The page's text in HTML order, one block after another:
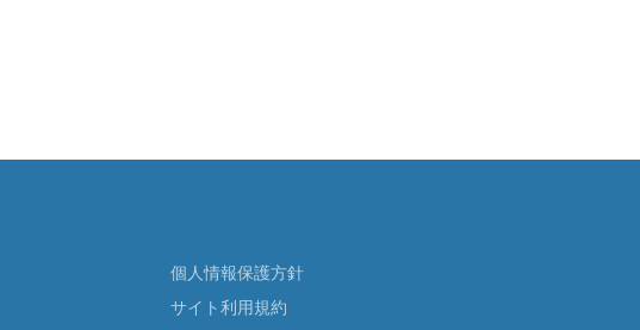
個人情報保護方針
サイト利用規約